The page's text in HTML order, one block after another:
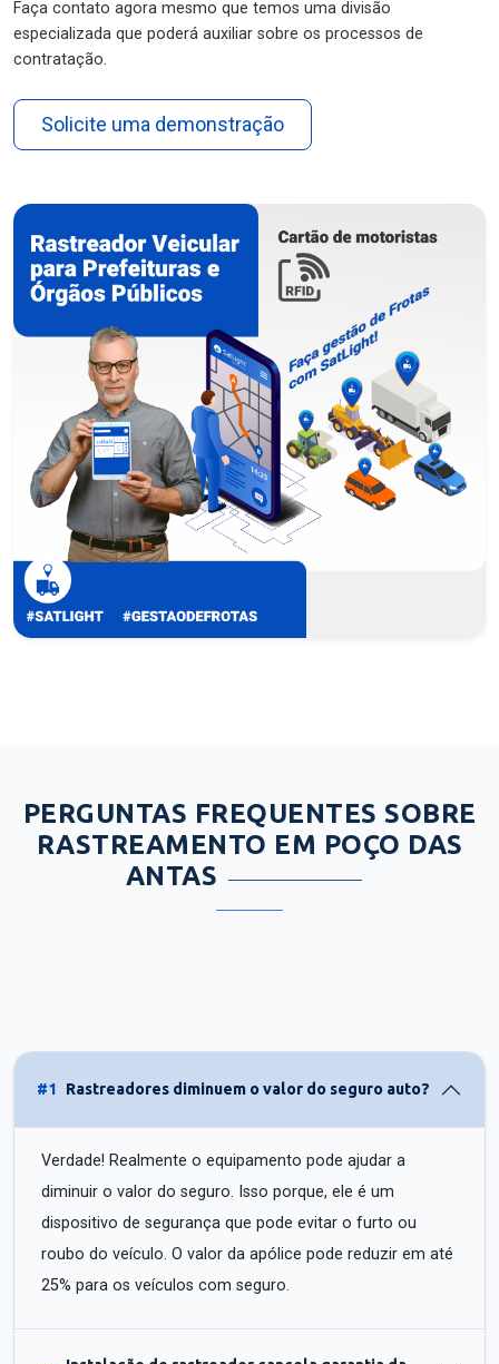
Faça contato agora mesmo que temos uma divisão
especializada que poderá auxiliar sobre os processos de
contratação.
Solicite uma demonstração
PERGUNTAS FREQUENTES SOBRE
RASTREAMENTO EM POÇO DAS
ANTAS
#1 Rastreadores diminuem o valor do seguro auto?
Verdade! Realmente o equipamento pode ajudar a
diminuir o valor do seguro. Isso porque, ele é um
dispositivo de segurança que pode evitar o furto ou
roubo do veículo. O valor da apólice pode reduzir em até
25% para os veículos com seguro.